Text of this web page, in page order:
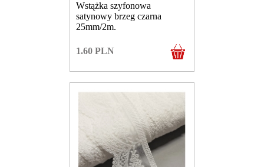
Wstążka szyfonowa
satynowy brzeg czarna
25mm/2m.
1.60 PLN